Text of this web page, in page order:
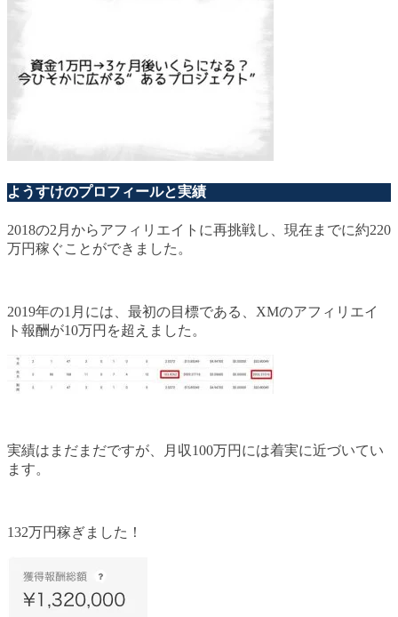
ようすけのプロフィールと実績
2018の2月からアフィリエイトに再挑戦し、現在までに約220
万円稼ぐことができました。
2019年の1月には、最初の目標である、XMのアフィリエイ
ト報酬が10万円を超えました。
実績はまだまだですが、月収100万円には着実に近づいてい
ます。
132万円稼ぎました！